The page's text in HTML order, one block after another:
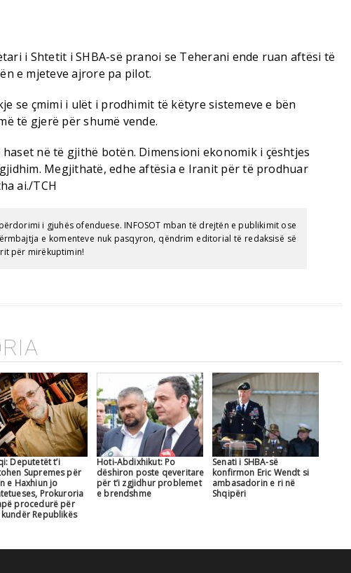
i Shtetit i SHBA-së pranoi se Teherani ende ruan aftësi të
e mjeteve ajrore pa pilot.
se çmimi i ulët i prodhimit të këtyre sistemeve e bën
të gjerë për shumë vende.
haset në të gjithë botën. Dimensioni ekonomik i çështjes
Megjithatë, edhe aftësia e Iranit për të prodhuar
ai./TCH
i gjuhës ofenduese. INFOSOT mban të drejtën e publikimit ose
e komenteve nuk pasqyron, qëndrim editorial të redaksisë së
për mirëkuptimin!
Deputetët t’i
Supremes për
e Haxhiun jo
Prokuroria
procedurë për
Republikës
Hoti-Abdixhikut: Po
dëshiron poste qeveritare
për t’i zgjidhur problemet
e brendshme
Senati i SHBA-së
konfirmon Eric Wendt si
ambasadorin e ri në
Shqipëri